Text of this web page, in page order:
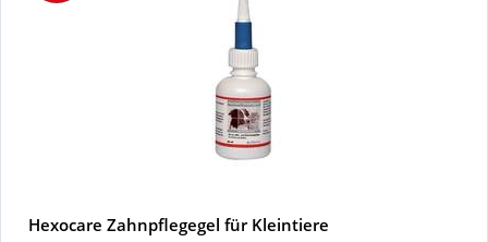
Hexocare Zahnpflegegel für Kleintiere